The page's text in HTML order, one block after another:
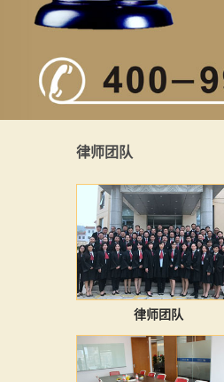
律师团队
律师团队